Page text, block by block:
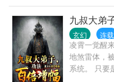
命！ 捕猎
步走向至高
九叔大弟
玄幻 连载
凌霄一觉醒
地煞雷体，
系统。 只要